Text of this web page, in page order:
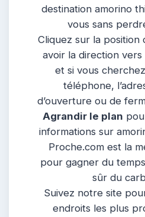
destination amorino
vous sans
Cliquez sur la position
avoir la direction
et si vous
téléphone,
d’ouverture ou de
Agrandir le plan
informations sur
Proche.com est la
pour gagner du
sûr du
Suivez notre site
endroits les plus